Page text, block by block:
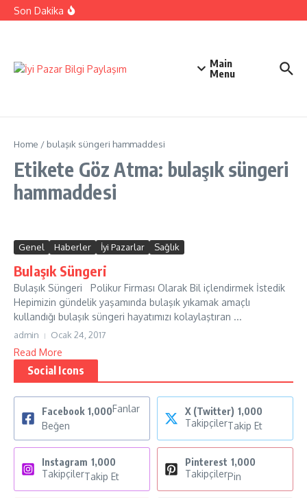
İçeriğe atla
Son Dakika
Kıbrıs Barış Harekatı Nasıl Yapıldı
Main
Menu
Home / bulaşık süngeri hammaddesi
Etikete Göz Atma: bulaşık süngeri
hammaddesi
Genel Haberler İyi Pazarlar Sağlık
Bulaşık Süngeri
Bulaşık Süngeri Polikur Firması Olarak Bil içlendirmek İstedik
Hepimizin gündelik yaşamında bulaşık yıkamak amaçlı
kullandığı bulaşık süngeri hayatımızı kolaylaştıran ...
admin Ocak 24, 2017
Read More
Social Icons
Facebook 1,000Fanlar
Beğen
X (Twitter) 1,000
TakipçilerTakip Et
Instagram 1,000
TakipçilerTakip Et
Pinterest 1,000
TakipçilerPin